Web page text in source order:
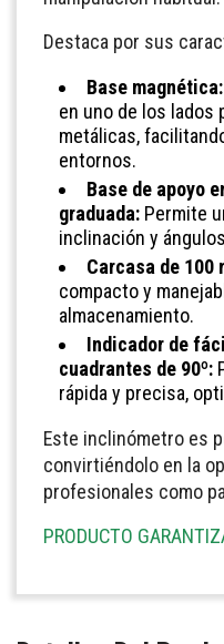
Destaca por sus
Base magnética:
en uno de los lados
metálicas,
entornos.
Base de apoyo
graduada: Permite
inclinación y
Carcasa de 100
compacto y
almacenamiento.
Indicador de
cuadrantes de 90º:
rápida y precisa,
Este inclinómetro es
convirtiéndolo en la
profesionales como
PRODUCTO